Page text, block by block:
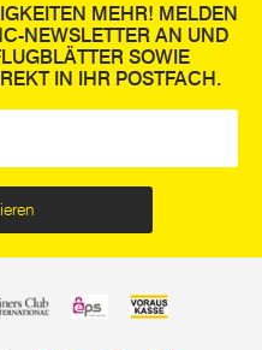
MEHR! MELDEN
NEWSLETTER AN UND
SOWIE
IN IHR POSTFACH.